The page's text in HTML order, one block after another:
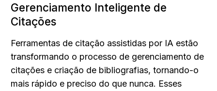
Gerenciamento Inteligente de
Citações
Ferramentas de citação assistidas por IA estão
transformando o processo de gerenciamento de
citações e criação de bibliografias, tornando-o
mais rápido e preciso do que nunca. Esses